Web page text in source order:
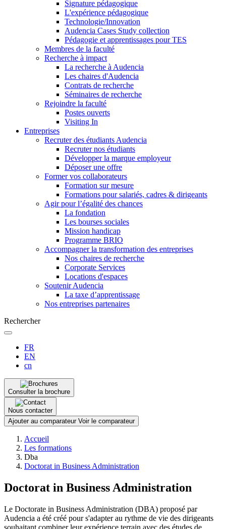
Signature pédagogique
L'expérience pédagogique
Technologie/Innovation
Audencia Cases Study collection
Pédagogie et apprentissages pour TES
Membres de la faculté
Recherche à impact
La recherche à Audencia
Les chaires d'Audencia
Contrats de recherche
Séminaires de recherche
Rejoindre la faculté
Postes ouverts
Visiting In
Entreprises
Recruter des étudiants Audencia
Recruter nos étudiants
Développer la marque employeur
Déposer une offre
Former vos collaborateurs
Formation sur mesure
Formations pour salariés, cadres & dirigeants
Agir pour l’égalité des chances
La fondation
Les bourses sociales
Mission handicap
Programme BRIO
Accompagner la transformation des entreprises
Nos chaires de recherche
Corporate Services
Locations d'espaces
Soutenir Audencia
La taxe d’apprentissage
Nos entreprises partenaires
Rechercher
FR
EN
cn
Consulter la brochure
Nous contacter
Ajouter au comparateur Voir le comparateur
d'Ariane
Accueil
Les formations
Dba
Doctorat in Business Administration
Doctorat in Business Administration
Le Doctorate in Business Administration (DBA) proposé par
Audencia a été créé pour s'adapter au rythme de vie des dirigeants
souhaitant combiner leur expérience terrain avec des études de